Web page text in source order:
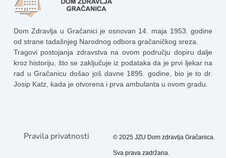
Dom Zdravlja u Gračanici je osnovan 14. maja 1953. godine
od strane tadašnjeg Narodnog odbora gračaničkog sreza.
Tragovi postojanja zdravstva na ovom području dopiru dalje
kroz historiju, što se zaključuje iz podataka da je prvi ljekar na
rad u Gračanicu došao još davne 1895. godine, bio je to dr.
Josip Katz, kada je otvorena i prva ambulanta u ovom gradu.
Pravila privatnosti © 2025 JZU Dom zdravlja Gračanica.
Sva prava zadržana.